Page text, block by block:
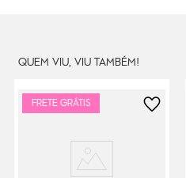
QUEM VIU, VIU TAMBÉM!
FRETE GRÁTIS